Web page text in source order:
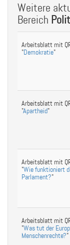
Weitere
Bereich
Arbeitsblatt mit
"Demokratie"
Arbeitsblatt mit
"Apartheid"
Arbeitsblatt mit
"Wie funktioniert
Parlament?"
Arbeitsblatt mit
"Was tut der
Menschenrechte?"